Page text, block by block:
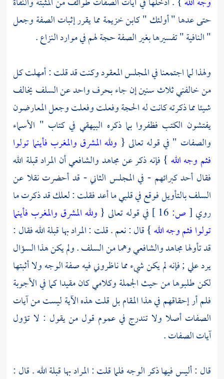
حتى عدها " أولئك "كابن خزيمةمما يقرر إثبات الصفة وجعل
" النافية " تفسيرها بغير الصفة حجة لهم في موارد النزاع .
ولهذا لما اجتمعنا في المجلس المعقود وكنت قد قلت : أمهلت كل
من خالفني ثلاث سنين إن جاء بحرف واحد عنالسلفيخالف
شيئا مما ذكرته كانت له الحجة وفعلت وفعلت وجعل المعارضون
يفتشون الكتب فظفروا بما ذكره البيهقي في كتاب " الأسماء
والصفات " في قوله تعالى { ولله المشرق والمغرب فأينما تولوا
فثم وجه الله } فإنه ذكر عنمجاهدوالشافعيأن المراد قبلة الله
فقال أحد كبرائهم - في المجلس الثاني - قد أحضرت نقلا عن
السلفبالتأويل فوقع في قلبي ما أعد فقلت : لعلك قد ذكرت ما
روي [ص: في قوله تعالى { ولله المشرق والمغرب فأينما
تولوا فثم وجه الله} قال : نعم . قلت : المراد بها قبلة الله فقال :
قد تأولهامجاهدوالشافعيوهما منالسلف. ولم يكن هذا السؤال
يرد علي ; فإنه لم يكن شيء مما ناظروني فيه صفة الوجه ولا أثبتها
لكن طلبوها من حيث الجملة وكلامي كان مقيدا كما في الأجوبة
فلم أر إحقاقهم في هذا المقام بل قلت هذه الآية ليست من آيات
الصفات أصلا ولا تندرج في عموم قول من يقول : لا تؤول
آيات الصفات .
قال : أليس فيها ذكر الوجه فلما قلت : المراد بها قبلة الله . قال :